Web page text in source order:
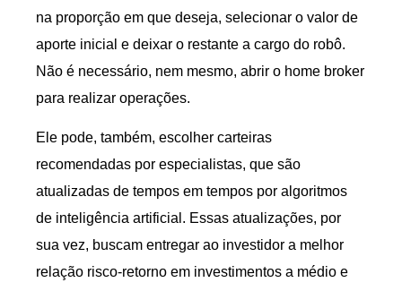
na proporção em que deseja, selecionar o valor de
aporte inicial e deixar o restante a cargo do robô.
Não é necessário, nem mesmo, abrir o home broker
para realizar operações.
Ele pode, também, escolher carteiras
recomendadas por especialistas, que são
atualizadas de tempos em tempos por algoritmos
de inteligência artificial. Essas atualizações, por
sua vez, buscam entregar ao investidor a melhor
relação risco-retorno em investimentos a médio e